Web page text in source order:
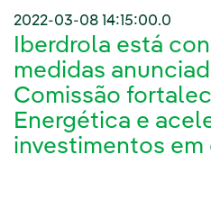
2022-03-08 14:15:00.0
Iberdrola está
medidas
Comissão
Energética e
investimentos